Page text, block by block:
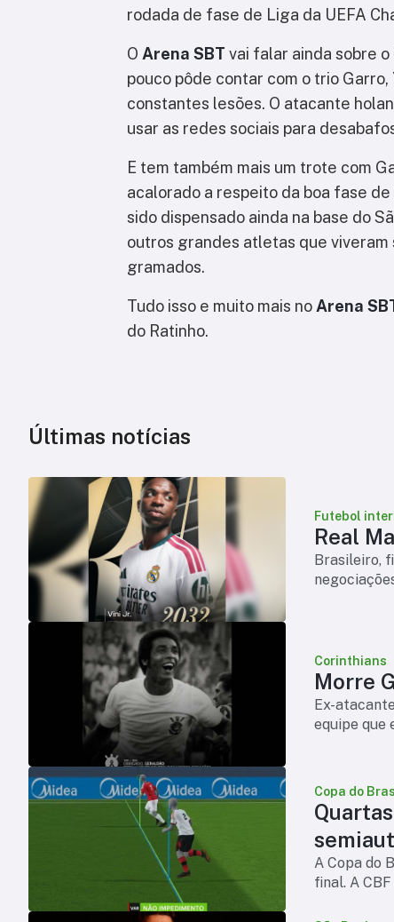
rodada de fase de Liga da UEFA
O Arena SBT vai falar ainda sobre
pouco pôde contar com o trio
constantes lesões. O atacante
usar as redes sociais para
E tem também mais um trote com
acalorado a respeito da boa fase
sido dispensado ainda na base do
outros grandes atletas que
gramados.
Tudo isso e muito mais no Arena
do Ratinho.
Últimas notícias
Futebol
Real
Brasileiro,
Corinthians
Morre
Ex-
equipe que
Copa do
A Copa do
final. A